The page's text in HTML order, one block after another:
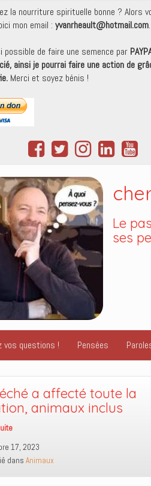
la nourriture spirituelle bonne ? Alors
mon email : yvanrheault@hotmail.com.
possible de faire une semence par
ainsi je pourrai faire une action de
Merci et soyez bénis !
Le
ses
vos questions ! Pensées
a affecté toute la
animaux inclus
17, 2023
dans Animaux